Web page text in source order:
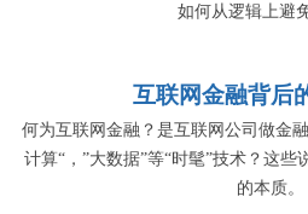
如何从逻辑上避
互联网金融背后
何为互联网金融？是互联网公司做金
计算“，”大数据”等“时髦”技术？这
的本质。